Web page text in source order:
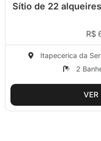
Sítio de 22
R$
Itapecerica da
2
VER